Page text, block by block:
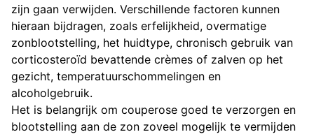
zijn gaan verwijden. Verschillende factoren kunnen
hieraan bijdragen, zoals erfelijkheid, overmatige
zonblootstelling, het huidtype, chronisch gebruik van
corticosteroïd bevattende crèmes of zalven op het
gezicht, temperatuurschommelingen en
alcoholgebruik.
Het is belangrijk om couperose goed te verzorgen en
blootstelling aan de zon zoveel mogelijk te vermijden